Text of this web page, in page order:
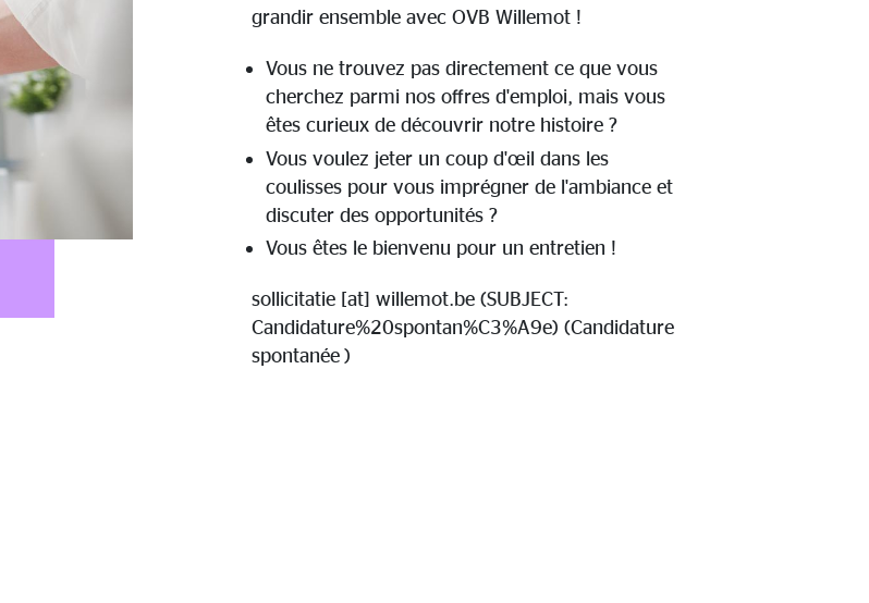
grandir ensemble avec OVB Willemot !
Vous ne trouvez pas directement ce que vous
cherchez parmi nos offres d'emploi, mais vous
êtes curieux de découvrir notre histoire ?
Vous voulez jeter un coup d'œil dans les
coulisses pour vous imprégner de l'ambiance et
discuter des opportunités ?
Vous êtes le bienvenu pour un entretien !
sollicitatie[at] willemot.be(SUBJECT:
Candidature%20spontan%C3%A9e) (Candidature
spontanée )